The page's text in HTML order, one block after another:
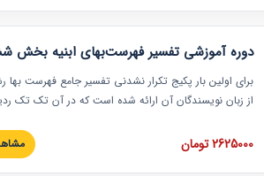
به همراه تجربیات عملی ارائه شده است.
دوره آموزشی تفسیر فهرست‌بهای ابنیه بخش
برای اولین بار پکیج تکرار نشدنی تفسیر جامع فهرست بها
از زبان نویسندگان آن ارائه شده است که در آن تک تک
تصویری بوده و به همراه تصاویر عملیات اجرایی مرتبط با
فهرست بها ارائه شده است. این دوره با کلام مهندس
2625000 تومان